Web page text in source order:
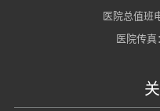
医院总值班
医院传